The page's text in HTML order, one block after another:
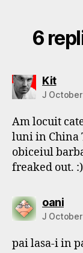
6
Kitsays:
J
Am locuit
luni in China
obiceiul
freaked out. :)
oanisays:
J October
pai lasa-i in